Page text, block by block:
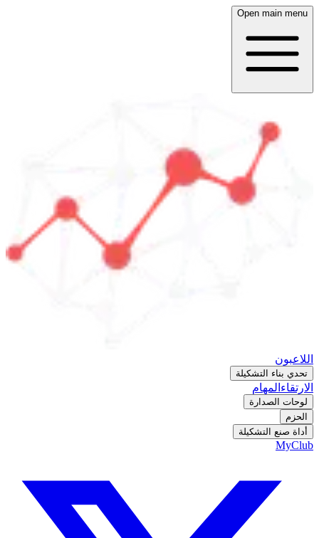
Open main menu
اللاعبون
تحدي بناء التشكيلة
الارتقاء المهام
لوحات الصدارة
الحزم
أداة صنع التشكيلة
MyClub